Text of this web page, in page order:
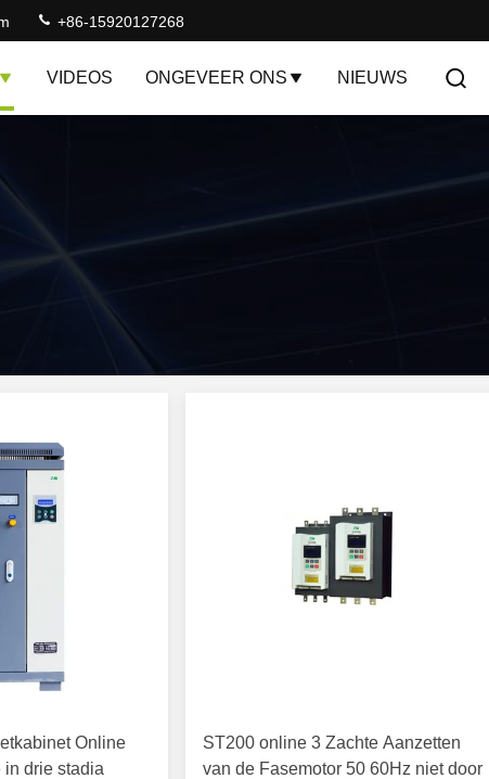
+86-15920127268
VIDEOS ONGEVEER ONS NIEUWS
Online
in drie stadia
ST200 online 3 Zachte Aanzetten
van de Fasemotor 50 60Hz niet door